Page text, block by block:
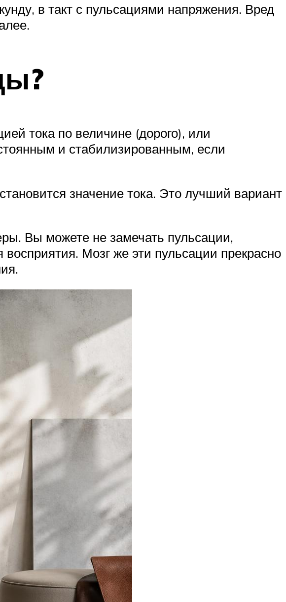
в такт с пульсациями напряжения. Вред
тока по величине (дорого), или
и стабилизированным, если
значение тока. Это лучший вариант
Вы можете не замечать пульсации,
восприятия. Мозг же эти пульсации прекрасно